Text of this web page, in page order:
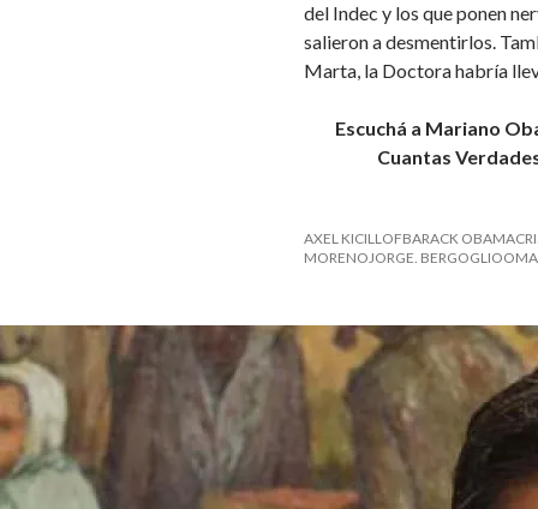
del Indec y los que ponen
salieron a desmentirlos.
Marta, la Doctora habría
Escuchá a Mariano
Cuantas
AXEL KICILLOFBARACK
MORENOJORGE.